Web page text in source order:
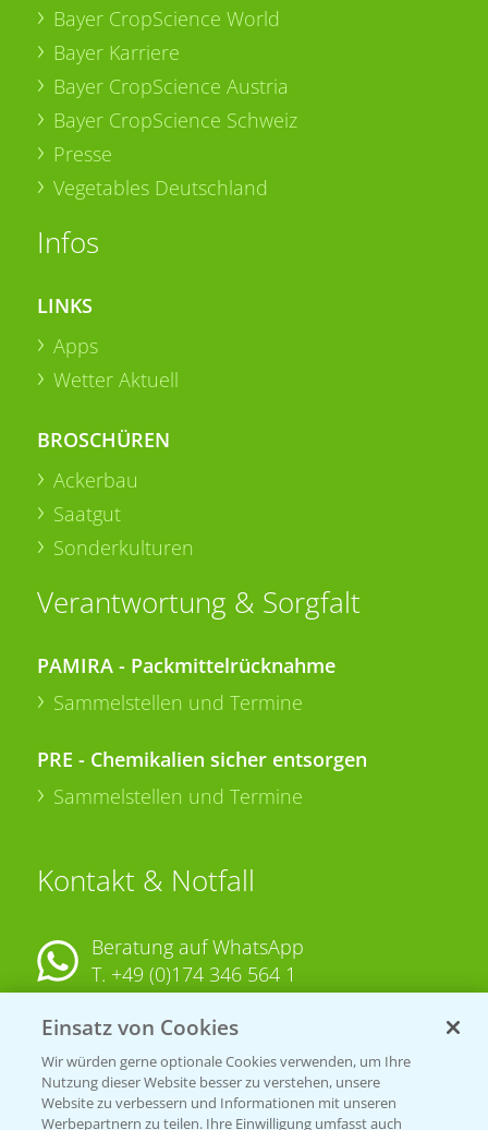
Bayer CropScience World
Bayer Karriere
Bayer CropScience Austria
Bayer CropScience Schweiz
Presse
Vegetables Deutschland
Infos
LINKS
Apps
Wetter Aktuell
BROSCHÜREN
Ackerbau
Saatgut
Sonderkulturen
Verantwortung & Sorgfalt
PAMIRA - Packmittelrücknahme
Sammelstellen und Termine
PRE - Chemikalien sicher entsorgen
Sammelstellen und Termine
Kontakt & Notfall
Beratung auf WhatsApp
T. +49 (0)174 346 564 1
KONTAKT
Hilfe in Notfällen
Einsatz von Cookies
Wir würden gerne optionale Cookies verwenden, um Ihre
Nutzung dieser Website besser zu verstehen, unsere
Website zu verbessern und Informationen mit unseren
Werbepartnern zu teilen. Ihre Einwilligung umfasst auch